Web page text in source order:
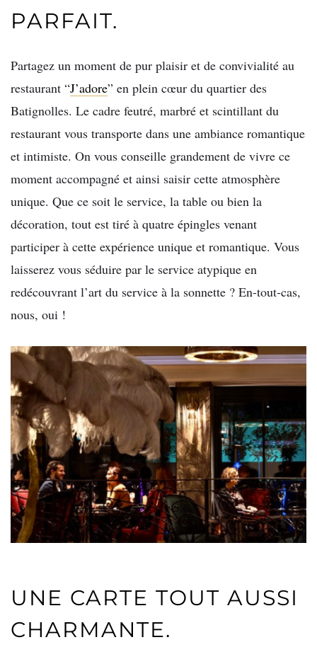
PARFAIT.
Partagez un moment de pur plaisir et de convivialité au
restaurant “J’adore” en plein cœur du quartier des
Batignolles. Le cadre feutré, marbré et scintillant du
restaurant vous transporte dans une ambiance romantique
et intimiste. On vous conseille grandement de vivre ce
moment accompagné et ainsi saisir cette atmosphère
unique. Que ce soit le service, la table ou bien la
décoration, tout est tiré à quatre épingles venant
participer à cette expérience unique et romantique. Vous
laisserez vous séduire par le service atypique en
redécouvrant l’art du service à la sonnette ? En-tout-cas,
nous, oui !
UNE CARTE TOUT AUSSI
CHARMANTE.